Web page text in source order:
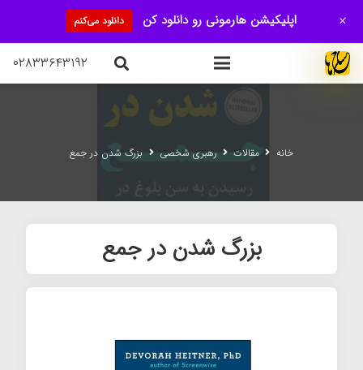
۰۲۸۳۳۶۴۳۱۹۲
خانه مقالات رهبری شخصی بزرگ شدن در جمع
بزرگ شدن در جمع
اپلیکیشن هارمونی رو دانلود کن دانلود می‌کنم +